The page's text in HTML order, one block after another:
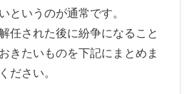
というのが通常です。
任された後に紛争になること
きたいものを下記にまとめま
ださい。